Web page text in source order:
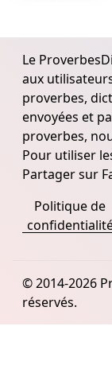
Le
aux
proverbes,
envoyées et
proverbes,
Pour utiliser
Partager sur
Politique de
© 2014-2026
réservés.